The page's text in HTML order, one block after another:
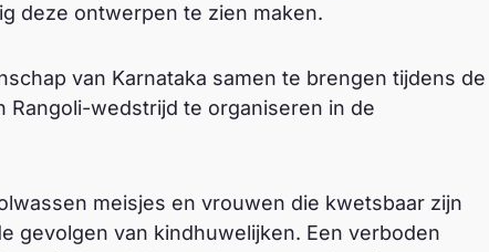
deze ontwerpen te zien maken.
van Karnataka samen te brengen tijdens de
Rangoli-wedstrijd te organiseren in de
meisjes en vrouwen die kwetsbaar zijn
gevolgen van kindhuwelijken. Een verboden